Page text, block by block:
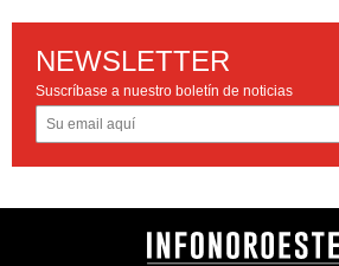
NEWSLETTER
Suscríbase a nuestro boletín de noticias